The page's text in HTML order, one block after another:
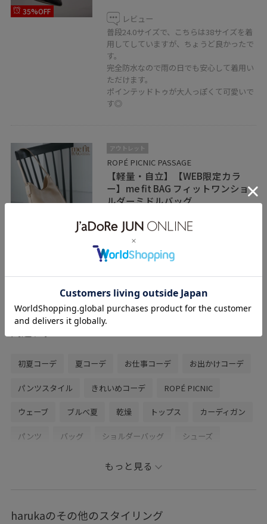
35%OFF
レビュー
普段24.0サイズで、こちらは38サイズを着
用してしていますが、ちょうど良かったで
す。
完全防水なので雨の日でも安心して着用い
ただけます。
ポインテッドトゥが大人っぽくて可愛いで
す◎
アウトレット
ROPÉ PICNIC PASSAGE
【軽量・自立】【WEB限定カラ
ー】me fit BAG フィットワンショ
ルダーミドルバッグ
¥1,998
レビュー
もちろん、お出かけにもぴったりです。
柔らかくて軽い素材かつフィットする形
で、肩掛けしやすいバッグです◎
初夏コーデ 夏コーデ お仕事コーデ お出かけコーデ
パンツスタイル きれいめコーデ ROPÉ PICNIC
ウェーブ ブルべ夏 乾燥 トップス カーディガン
パンツ バッグ ショルダーバッグ シューズ
GDS16100
26RPUVCARE 26RP撥水
もっと見る
harukaのその他のスタイリング